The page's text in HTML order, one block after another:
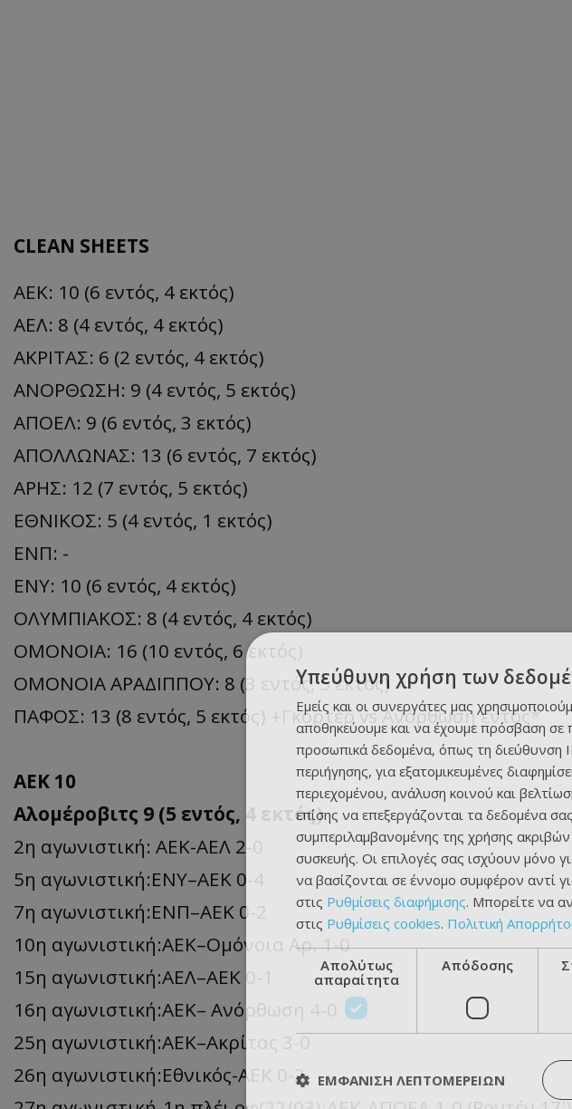
CLEAN SHEETS
ΑΕΚ: 10 (6 εντός, 4 εκτός)
ΑΕΛ: 8 (4 εντός, 4 εκτός)
ΑΚΡΙΤΑΣ: 6 (2 εντός, 4 εκτός)
ΑΝΟΡΘΩΣΗ: 9 (4 εντός, 5 εκτός)
ΑΠΟΕΛ: 9 (6 εντός, 3 εκτός)
ΑΠΟΛΛΩΝΑΣ: 13 (6 εντός, 7 εκτός)
ΑΡΗΣ: 12 (7 εντός, 5 εκτός)
ΕΘΝΙΚΟΣ: 5 (4 εντός, 1 εκτός)
ΕΝΠ: -
ΕΝΥ: 10 (6 εντός, 4 εκτός)
ΟΛΥΜΠΙΑΚΟΣ: 8 (4 εντός, 4 εκτός)
ΟΜΟΝΟΙΑ: 16 (10 εντός, 6 εκτός)
ΟΜΟΝΟΙΑ ΑΡΑΔΙΠΠΟΥ: 8 (3 εντός, 5 εκτός)
ΠΑΦΟΣ: 13 (8 εντός, 5 εκτός) +Γκορτέρ vs Ανόρθωση εντός*
ΑΕΚ 10
Αλομέροβιτς 9 (5 εντός, 4 εκτός)
2η αγωνιστική: ΑΕΚ-ΑΕΛ 2-0
5η αγωνιστική:ΕΝΥ–ΑΕΚ 0-4
7η αγωνιστική:ΕΝΠ–ΑΕΚ 0-2
10η αγωνιστική:ΑΕΚ–Ομόνοια Αρ. 1-0
15η αγωνιστική:ΑΕΛ–ΑΕΚ 0-1
16η αγωνιστική:ΑΕΚ– Ανόρθωση 4-0
25η αγωνιστική:ΑΕΚ–Ακρίτας 3-0
26η αγωνιστική:Εθνικός-ΑΕΚ 0-2
Υπεύθυνη χρήση των
Εμείς και οι συνεργάτες μας
αποθηκεύουμε και να έχουμε πρόσβαση σε
προσωπικά δεδομένα, όπως τη διεύθυνση
περιήγησης, για εξατομικευμένες
περιεχομένου, ανάλυση κοινού και
επίσης να επεξεργάζονται τα δεδομένα
συμπεριλαμβανομένης της χρήσης
συσκευής. Οι επιλογές σας ισχύουν μόνο
να βασίζονται σε έννομο συμφέρον αντί
στις Ρυθμίσεις διαφήμισης. Μπορείτε να
στις Ρυθμίσεις cookies. Πολιτική
Απολύτως
απαραίτητα
Απόδοσης
ΕΜΦΆΝΙΣΗ ΛΕΠΤΟΜΕΡΕΙΏΝ